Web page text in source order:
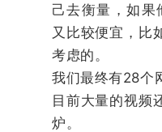
己去衡量，如
又比较便宜，比
考虑的。
我们最终有28个
目前大量的视频
炉。